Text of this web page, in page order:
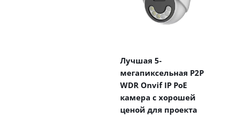
Лучшая 5-
мегапиксельная P2P
WDR Onvif IP PoE
камера с хорошей
ценой для проекта